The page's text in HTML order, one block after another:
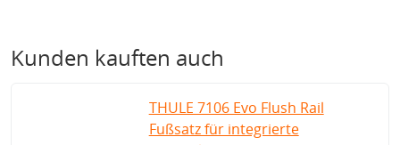
Kunden kauften auch
THULE 7106 Evo Flush Rail
Fußsatz für integrierte